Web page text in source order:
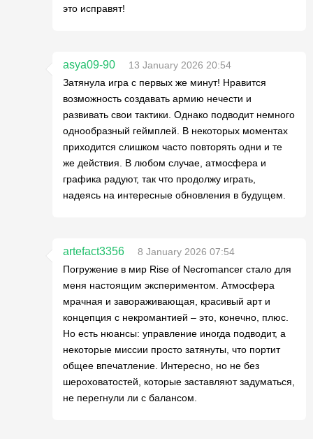
это исправят!
asya09-90
13 January 2026 20:54
Затянула игра с первых же минут! Нравится
возможность создавать армию нечести и
развивать свои тактики. Однако подводит немного
однообразный геймплей. В некоторых моментах
приходится слишком часто повторять одни и те
же действия. В любом случае, атмосфера и
графика радуют, так что продолжу играть,
надеясь на интересные обновления в будущем.
artefact3356
8 January 2026 07:54
Погружение в мир Rise of Necromancer стало для
меня настоящим экспериментом. Атмосфера
мрачная и завораживающая, красивый арт и
концепция с некромантией – это, конечно, плюс.
Но есть нюансы: управление иногда подводит, а
некоторые миссии просто затянуты, что портит
общее впечатление. Интересно, но не без
шероховатостей, которые заставляют задуматься,
не перегнули ли с балансом.